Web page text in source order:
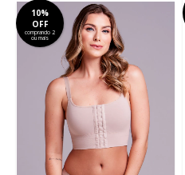
10%
OFF
comprando 2
ou mais